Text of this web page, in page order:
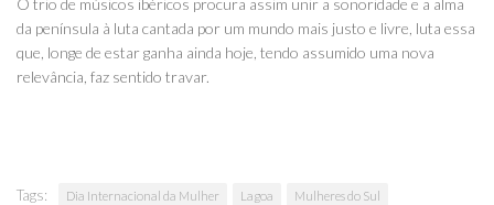
da península à luta cantada por um mundo mais justo e livre, luta essa
que, longe de estar ganha ainda hoje, tendo assumido uma nova
relevância, faz sentido travar.
Tags: Dia Internacional da Mulher Lagoa Mulheres do Sul